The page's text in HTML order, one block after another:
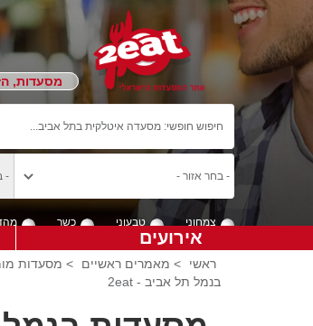
מסעדות,
צמחוני טבעוני כשר
אירועים
ראשי > מאמרים ראשיים > מסעדות
בנמל תל אביב - 2eat